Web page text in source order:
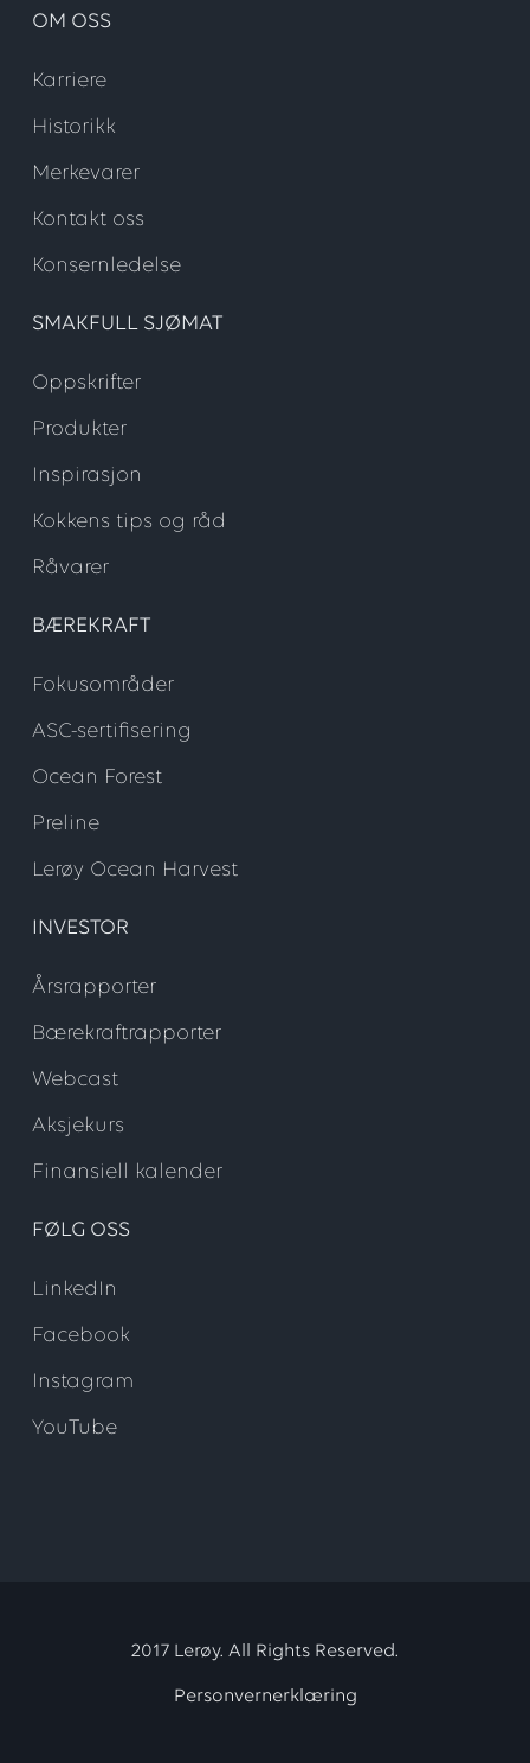
OM OSS
Karriere
Historikk
Merkevarer
Kontakt oss
Konsernledelse
SMAKFULL SJØMAT
Oppskrifter
Produkter
Inspirasjon
Kokkens tips og råd
Råvarer
BÆREKRAFT
Fokusområder
ASC-sertifisering
Ocean Forest
Preline
Lerøy Ocean Harvest
INVESTOR
Årsrapporter
Bærekraftrapporter
Webcast
Aksjekurs
Finansiell kalender
FØLG OSS
LinkedIn
Facebook
Instagram
YouTube
2017 Lerøy. All Rights Reserved.
Personvernerklæring